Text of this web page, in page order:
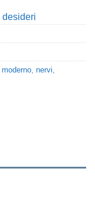
moderno nervi